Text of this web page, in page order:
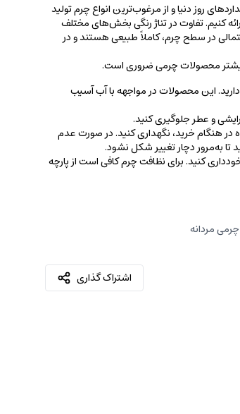
روز دنیا و از مرغوب‌ترین انواع چرم تولید
کنیم. تفاوت در تناژ رنگی بخش‌های مختلف
در سطح چرم، کاملاً طبیعی هستند و در
محصولات چرمی ضروری است.
این محصولات در مواجهه با آب آسیب
و عطر جلوگیری کنید.
در هنگام خرید، ‌نگهداری کنید. در صورت عدم
تا به‌مرور دچار تغییر شکل نشود.
کنید. برای نظافت چرم کافی است از پارچه‌
مردانه
اشتراک گذاری